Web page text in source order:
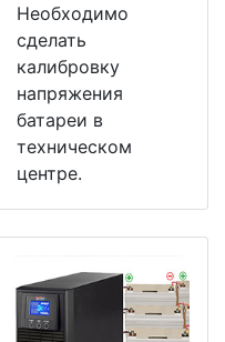
Необходимо
сделать
калибровку
напряжения
батареи в
техническом
центре.